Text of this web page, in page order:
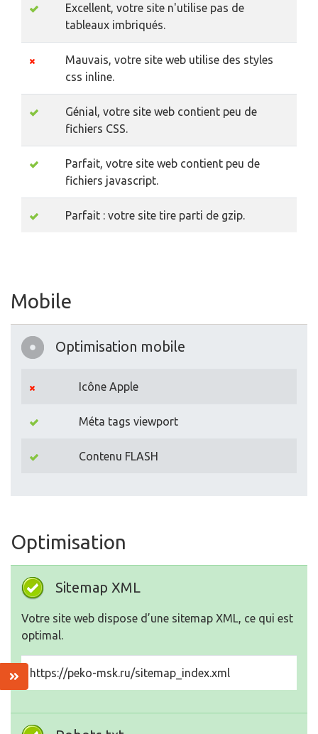
Excellent, votre site n'utilise pas de
tableaux imbriqués.
Mauvais, votre site web utilise des styles
css inline.
Génial, votre site web contient peu de
fichiers CSS.
Parfait, votre site web contient peu de
fichiers javascript.
Parfait : votre site tire parti de gzip.
Mobile
Optimisation mobile
Icône Apple
Méta tags viewport
Contenu FLASH
Optimisation
Sitemap XML
Votre site web dispose d’une sitemap XML, ce qui est
optimal.
https://peko-msk.ru/sitemap_index.xml